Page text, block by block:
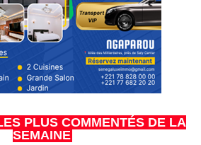
PLUS COMMENTÉS DE LA
SEMAINE